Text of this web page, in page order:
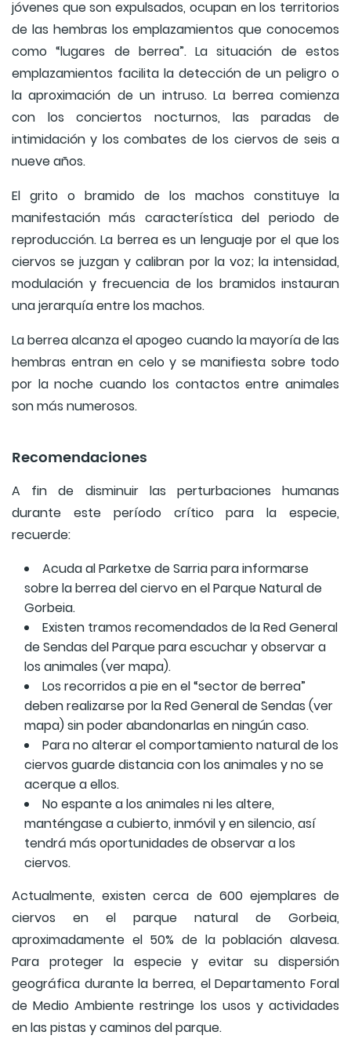
jóvenes que son expulsados, ocupan en los territorios
de las hembras los emplazamientos que conocemos
como “lugares de berrea”. La situación de estos
emplazamientos facilita la detección de un peligro o
la aproximación de un intruso. La berrea comienza
con los conciertos nocturnos, las paradas de
intimidación y los combates de los ciervos de seis a
nueve años.
El grito o bramido de los machos constituye la
manifestación más característica del periodo de
reproducción. La berrea es un lenguaje por el que los
ciervos se juzgan y calibran por la voz; la intensidad,
modulación y frecuencia de los bramidos instauran
una jerarquía entre los machos.
La berrea alcanza el apogeo cuando la mayoría de las
hembras entran en celo y se manifiesta sobre todo
por la noche cuando los contactos entre animales
son más numerosos.
Recomendaciones
A fin de disminuir las perturbaciones humanas
durante este período crítico para la especie,
recuerde:
Acuda al Parketxe de Sarria para informarse
sobre la berrea del ciervo en el Parque Natural de
Gorbeia.
Existen tramos recomendados de la Red General
de Sendas del Parque para escuchar y observar a
los animales (ver mapa).
Los recorridos a pie en el “sector de berrea”
deben realizarse por la Red General de Sendas (ver
mapa) sin poder abandonarlas en ningún caso.
Para no alterar el comportamiento natural de los
ciervos guarde distancia con los animales y no se
acerque a ellos.
No espante a los animales ni les altere,
manténgase a cubierto, inmóvil y en silencio, así
tendrá más oportunidades de observar a los
ciervos.
Actualmente, existen cerca de 600 ejemplares de
ciervos en el parque natural de Gorbeia,
aproximadamente el 50% de la población alavesa.
Para proteger la especie y evitar su dispersión
geográfica durante la berrea, el Departamento Foral
de Medio Ambiente restringe los usos y actividades
en las pistas y caminos del parque.